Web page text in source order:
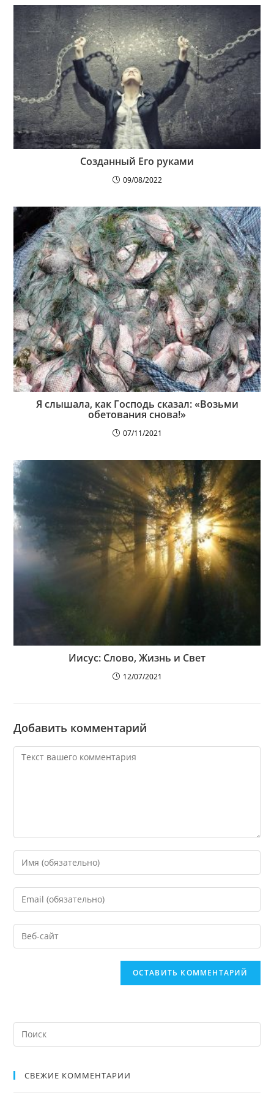
Созданный Его руками
09/08/2022
Я слышала, как Господь сказал: «Возьми
обетования снова!»
07/11/2021
Иисус: Слово, Жизнь и Свет
12/07/2021
Добавить комментарий
СВЕЖИЕ КОММЕНТАРИИ